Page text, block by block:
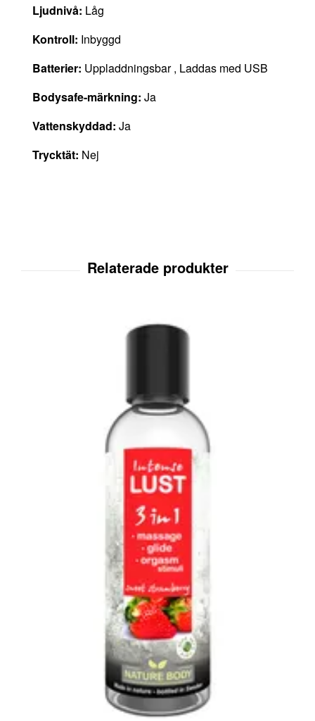
Ljudnivå: Låg
Kontroll: Inbyggd
Batterier: Uppladdningsbar , Laddas med USB
Bodysafe-märkning: Ja
Vattenskyddad: Ja
Trycktät: Nej